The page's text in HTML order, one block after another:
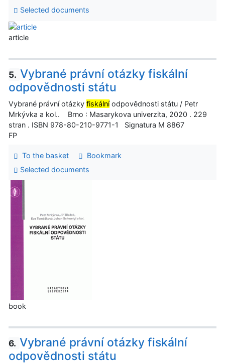
Selected documents
article
5. Vybrané právní otázky fiskální
odpovědnosti státu
Vybrané právní otázky fiskálníodpovědnosti státu / Petr
Mrkývka a kol.. Brno : Masarykova univerzita, 2020 . 229
stran . ISBN 978-80-210-9771-1 Signatura M 8867
FP
To the basket
Bookmark
Selected documents
book
6. Vybrané právní otázky fiskální
odpovědnosti státu